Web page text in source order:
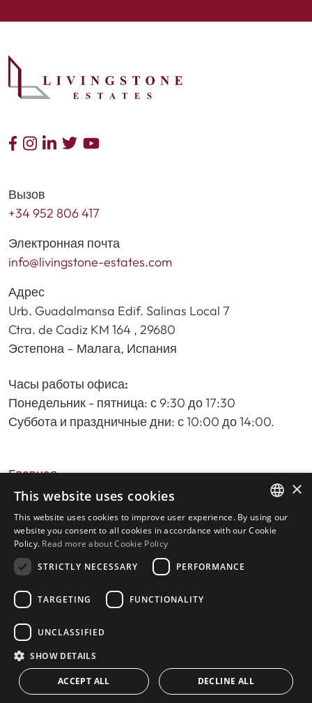
Вызов
+34 952 806 417
Электронная почта
info@livingstone-estates.com
Адрес
Urb. Guadalmansa Edif. Salinas Local 7
Ctra. de Cadiz KM 164 , 29680
Эстепона – Малага, Испания
Часы работы офиса:
Понедельник - пятница: с 9:30 до 17:30
Суббота и праздничные дни: с 10:00 до 14:00.
Главная
Поиск недвижимости
Пожалуйста, оставьте отзыв о нас
политика конфиденциальности
Политика использования файлов cookie
© 2026
Построено
CONTACT US
ENGLISH
×
This website uses cookies
This website uses cookies to improve user experience. By using our
website you consent to all cookies in accordance with our Cookie
Policy. Read more about Cookie Policy
STRICTLY NECESSARY
PERFORMANCE
TARGETING FUNCTIONALITY
UNCLASSIFIED
SHOW DETAILS
ACCEPT ALL DECLINE ALL